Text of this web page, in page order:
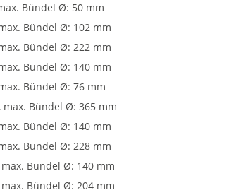
Bündel Ø: 50 mm
Bündel Ø: 102 mm
Bündel Ø: 222 mm
Bündel Ø: 140 mm
Bündel Ø: 76 mm
max. Bündel Ø: 365 mm
Bündel Ø: 140 mm
Bündel Ø: 228 mm
Bündel Ø: 140 mm
Bündel Ø: 204 mm